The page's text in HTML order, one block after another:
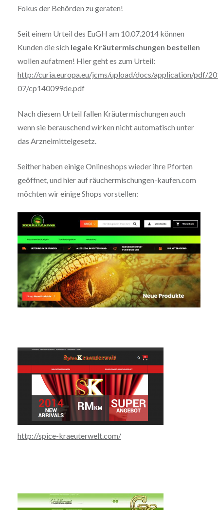
Fokus der Behörden zu geraten!
Seit einem Urteil des EuGH am 10.07.2014 können
Kunden die sich legale Kräutermischungen bestellen
wollen aufatmen! Hier geht es zum Urteil:
http://curia.europa.eu/jcms/upload/docs/application/pdf/
07/cp140099de.pdf
Nach diesem Urteil fallen Kräutermischungen auch
wenn sie berauschend wirken nicht automatisch unter
das Arzneimittelgesetz.
Seither haben einige Onlineshops wieder ihre Pforten
geöffnet, und hier auf räuchermischungen-kaufen.com
möchten wir einige Shops vorstellen:
http://spice-kraeuterwelt.com/